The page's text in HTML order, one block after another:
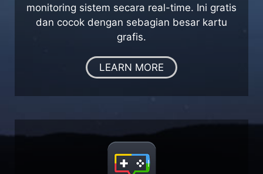
monitoring sistem secara real-time. Ini gratis
dan cocok dengan sebagian besar kartu
grafis.
LEARN MORE